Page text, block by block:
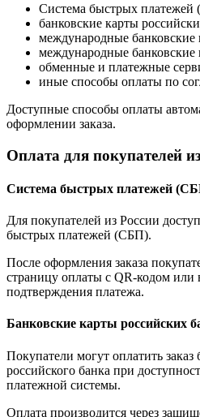
Система быстрых
банковские карты
международные банковские
международные банковские
обменные и платежные
иные способы оплаты по
Доступные способы оплаты
оформлении заказа.
Оплата для покупателей
Система быстрых платежей
Для покупателей из России
быстрых платежей (СБП).
После оформления заказа
страницу оплаты с QR-кодом или
подтверждения платежа.
Банковские карты российских
Покупатели могут оплатить заказ
российского банка при
платежной системы.
Оплата производится через